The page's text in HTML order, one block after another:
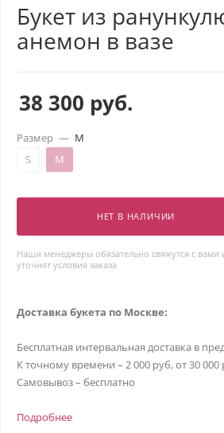
Букет из
анемон в вазе
38 300 руб.
Размер — M
S
M
НЕТ В НАЛИЧИИ
Наши менеджеры обязательно свяжутся с вами
уточнят условия заказа
Доставка букета по Москве:
Бесплатная интервальная доставка в
К точному времени – 2 000 руб, от 30 000
Самовывоз – бесплатно
Подробнее